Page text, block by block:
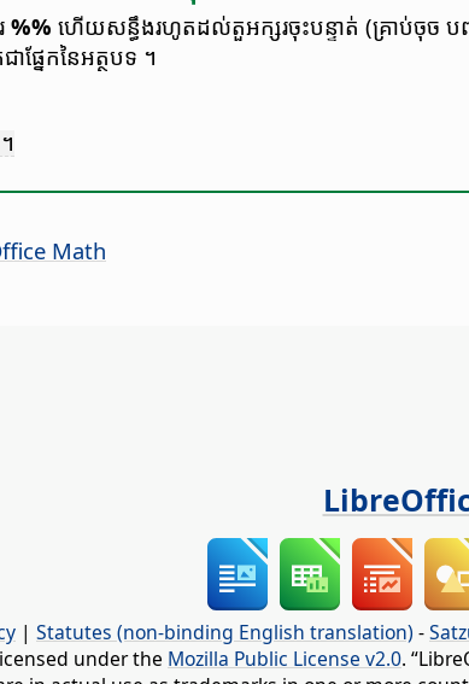
%% ហើយ​សន្ធឹង​រហូត​ដល់​តួអក្សរ​ចុះបន្ទាត់ (គ្រាប់ចុច បញ្
ផ្នែក​នៃ​អត្ថបទ ។
Math
| Statutes (non-binding English translation) -
under the Mozilla Public License v2.0.